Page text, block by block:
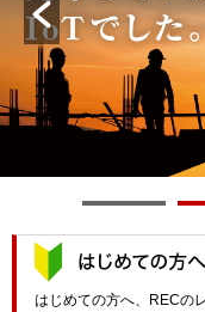
はじめての方へ、RECの